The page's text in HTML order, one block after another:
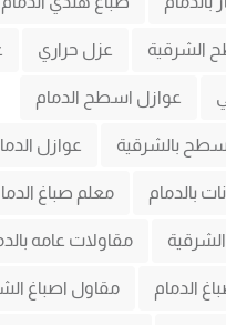
الشرقية عزل حراري
عوازل اسطح الدمام
بالشرقية عوازل
بالدمام معلم صباغ
مقاولات عامه
الدمام مقاول اصباغ